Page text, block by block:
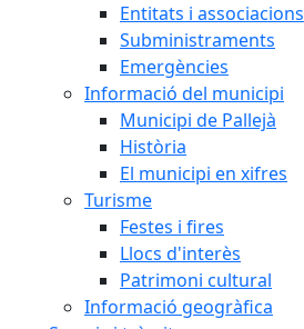
Entitats i associacions
Subministraments
Emergències
Informació del municipi
Municipi de Pallejà
Història
El municipi en xifres
Turisme
Festes i fires
Llocs d'interès
Patrimoni cultural
Informació geogràfica